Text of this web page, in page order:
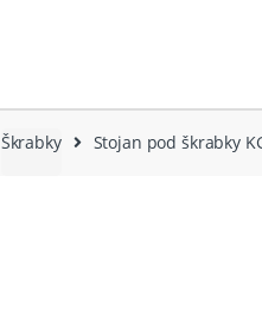
Škrabky Stojan pod škrabky